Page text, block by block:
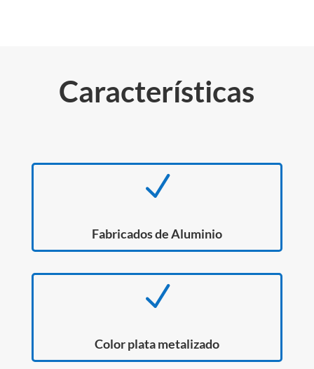
Características
N
Fabricados de Aluminio
N
Color plata metalizado